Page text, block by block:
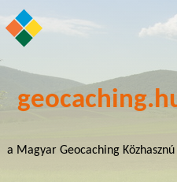
a Magyar Geocaching